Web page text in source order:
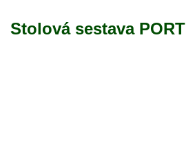
Stolová sestava